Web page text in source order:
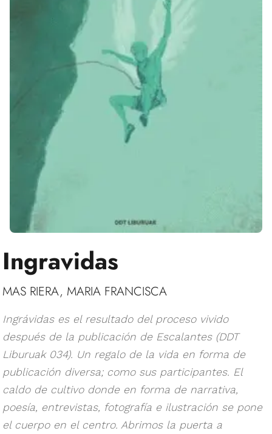
Ingravidas
MAS RIERA, MARIA FRANCISCA
Ingrávidas es el resultado del proceso vivido
después de la publicación de Escalantes (DDT
Liburuak 034). Un regalo de la vida en forma de
publicación diversa; como sus participantes. El
caldo de cultivo donde en forma de narrativa,
poesía, entrevistas, fotografía e ilustración se pone
el cuerpo en el centro. Abrimos la puerta a